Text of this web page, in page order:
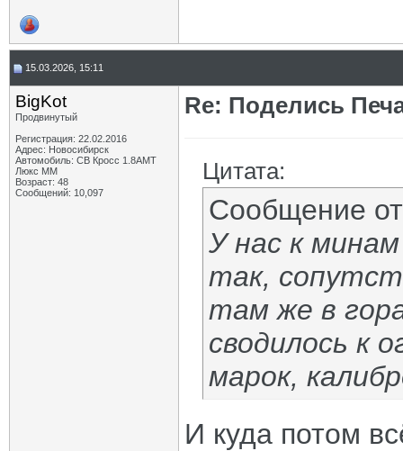
15.03.2026, 15:11
BigKot
Продвинутый
Регистрация: 22.02.2016
Адрес: Новосибирск
Автомобиль: СВ Кросс 1.8АМТ
Люкс ММ
Возраст: 48
Сообщений: 10,097
Re: Поделись
Цитата:
Сообщение
У нас к
так,
там же в
сводилось к
марок,
И куда потом